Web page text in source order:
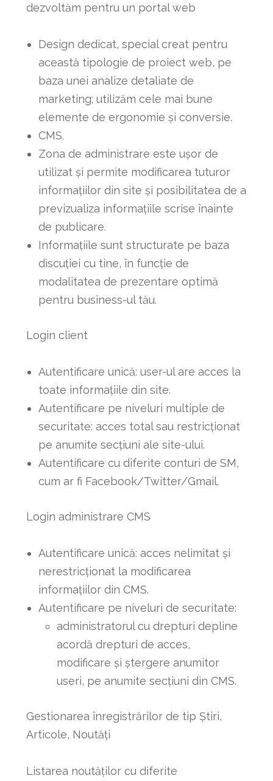
dezvoltăm pentru un portal web
Design dedicat, special creat pentru
această tipologie de proiect web, pe
baza unei analize detaliate de
marketing; utilizăm cele mai bune
elemente de ergonomie și conversie.
CMS.
Zona de administrare este ușor de
utilizat și permite modificarea tuturor
informațiilor din site și posibilitatea de a
previzualiza informațiile scrise înainte
de publicare.
Informațiile sunt structurate pe baza
discuției cu tine, în funcție de
modalitatea de prezentare optimă
pentru business-ul tău.
Login client
Autentificare unică: user-ul are acces la
toate informațiile din site.
Autentificare pe niveluri multiple de
securitate: acces total sau restricționat
pe anumite secțiuni ale site-ului.
Autentificare cu diferite conturi de SM,
cum ar fi Facebook/Twitter/Gmail.
Login administrare CMS
Autentificare unică: acces nelimitat și
nerestricționat la modificarea
informațiilor din CMS.
Autentificare pe niveluri de securitate:
administratorul cu drepturi depline
acordă drepturi de acces,
modificare și ștergere anumitor
useri, pe anumite secțiuni din CMS.
Gestionarea înregistrărilor de tip Știri,
Articole, Noutăți
Listarea noutăților cu diferite